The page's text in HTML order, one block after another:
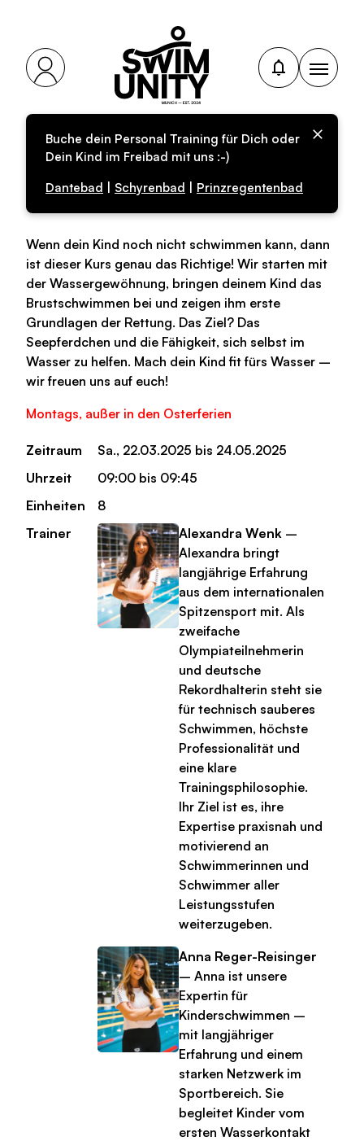
Buche dein Personal Training für Dich oder
Dein Kind im Freibad mit uns :-)
Dantebad
Schyrenbad Prinzregentenbad
Anfängerschwimmkurs
(AG-05)
Wenn dein Kind noch nicht schwimmen kann, dann
ist dieser Kurs genau das Richtige! Wir starten mit
der Wassergewöhnung, bringen deinem Kind das
Brustschwimmen bei und zeigen ihm erste
Grundlagen der Rettung. Das Ziel? Das
Seepferdchen und die Fähigkeit, sich selbst im
Wasser zu helfen. Mach dein Kind fit fürs Wasser –
wir freuen uns auf euch!
Montags, außer in den Osterferien
Zeitraum
Sa., 22.03.2025 bis 24.05.2025
Uhrzeit
09:00 bis 09:45
Einheiten
8
Trainer
Alexandra Wenk –
Alexandra bringt
langjährige Erfahrung
aus dem internationalen
Spitzensport mit. Als
zweifache
Olympiateilnehmerin
und deutsche
Rekordhalterin steht sie
für technisch sauberes
Schwimmen, höchste
Professionalität und
eine klare
Trainingsphilosophie.
Ihr Ziel ist es, ihre
Expertise praxisnah und
motivierend an
Schwimmerinnen und
Schwimmer aller
Leistungsstufen
weiterzugeben.
Anna Reger-Reisinger
– Anna ist unsere
Expertin für
Kinderschwimmen –
mit langjähriger
Erfahrung und einem
starken Netzwerk im
Sportbereich. Sie
begleitet Kinder vom
ersten Wasserkontakt